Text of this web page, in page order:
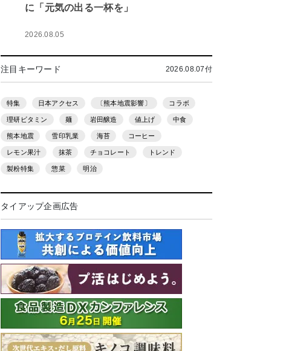
に「元気の出る一杯を」
2026.08.05
注目キーワード 2026.08.07付
特集 日本アクセス 〔熊本地震影響〕 コラボ
理研ビタミン 麺 岩田醸造 値上げ 中食
熊本地震 雪印乳業 海苔 コーヒー
レモン果汁 抹茶 チョコレート トレンド
製粉特集 惣菜 明治
タイアップ企画広告